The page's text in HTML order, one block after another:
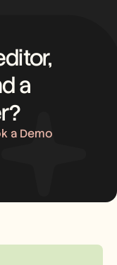
a
a Demo